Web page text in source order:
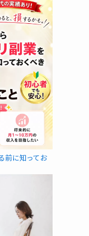
前に知ってお